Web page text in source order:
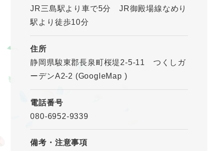
JR三島駅より車で5分 JR御殿場線なめり
駅より徒歩10分
住所
静岡県駿東郡長泉町桜堤2-5-11 つくしガ
ーデンA2-2 (GoogleMap )
電話番号
080-6952-9339
備考・注意事項